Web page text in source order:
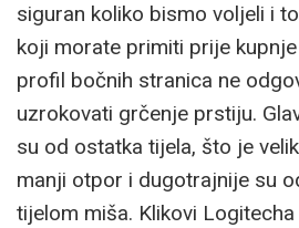
siguran koliko bismo voljeli i
koji morate primiti prije
profil bočnih stranica ne
uzrokovati grčenje prstiju.
su od ostatka tijela, što je
manji otpor i dugotrajnije su
tijelom miša. Klikovi